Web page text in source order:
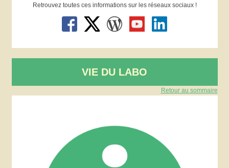
Retrouvez toutes ces informations sur les réseaux sociaux !
VIE DU LABO
Retour au sommaire